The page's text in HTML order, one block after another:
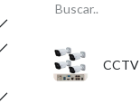
CCTV